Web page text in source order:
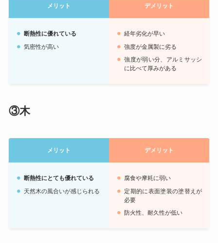
メリット デメリット
断熱性に優れている
気密性が高い
経年劣化が早い
強度が金属製に劣る
強度が弱い分、アルミサッシ
に比べて厚みがある
③木
メリット デメリット
断熱性にとても優れている
天然木の風合いが感じられる
腐食や摩耗に弱い
定期的に表面塗装の塗替えが
必要
防火性、耐久性が低い